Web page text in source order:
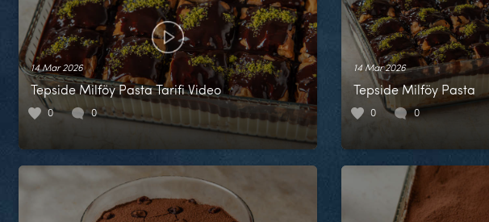
14 Mar 2026
Tepside Milföy Pasta Tarifi Video
0 0
14 Mar 2026
Tepside Milföy Pasta
0 0